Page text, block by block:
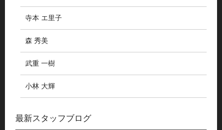
寺本 エ里子
森 秀美
武重 一樹
小林 大輝
最新スタッフブログ